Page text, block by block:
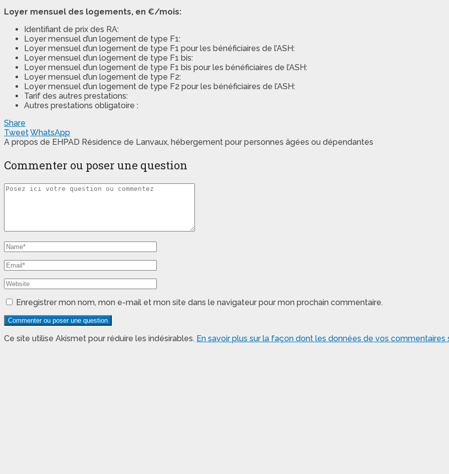
Loyer mensuel des logements, en €/mois:
Identifiant de prix des RA:
Loyer mensuel d’un logement de type F1:
Loyer mensuel d’un logement de type F1 pour les bénéficiaires de l’ASH:
Loyer mensuel d’un logement de type F1 bis:
Loyer mensuel d’un logement de type F1 bis pour les bénéficiaires de l’ASH:
Loyer mensuel d’un logement de type F2:
Loyer mensuel d’un logement de type F2 pour les bénéficiaires de l’ASH:
Tarif des autres prestations:
Autres prestations obligatoire :
Share
TweetWhatsApp
A propos de EHPAD Résidence de Lanvaux, hébergement pour personnes âgées ou dépendantes
Commenter ou poser une question
Enregistrer mon nom, mon e-mail et mon site dans le navigateur pour mon prochain commentaire.
Ce site utilise Akismet pour réduire les indésirables. En savoir plus sur la façon dont les données de vos commentaires